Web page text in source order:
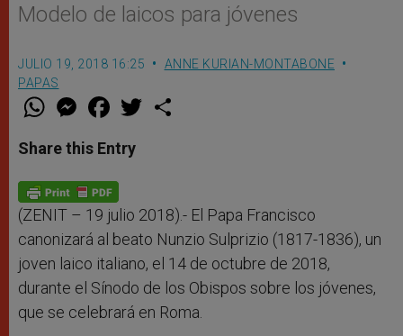
Modelo de laicos para jóvenes
JULIO 19, 2018 16:25
ANNE KURIAN-MONTABONE
PAPAS
W
t
s
p
p
M
e
s
e
g
e
F
a
e
b
o
k
w
Share this Entry
(ZENIT – 19 julio 2018).- El Papa Francisco
canonizará al beato Nunzio Sulprizio (1817-1836), un
joven laico italiano, el 14 de octubre de 2018,
durante el Sínodo de los Obispos sobre los jóvenes,
que se celebrará en Roma.